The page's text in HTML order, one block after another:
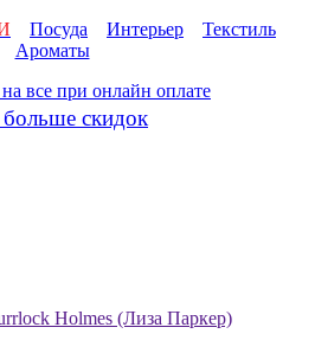
Посуда Интерьер
Текстиль
Ароматы
скидок
Holmes (Лиза Паркер)